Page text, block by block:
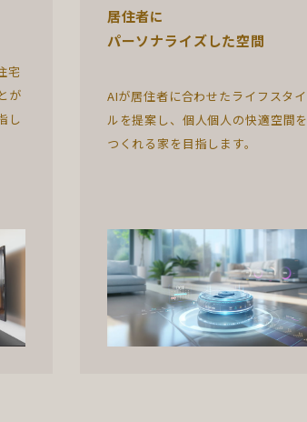
宅
が
し
居住者に
パーソナライズした空間
AIが居住者に合わせたライフスタイ
ルを提案し、個人個人の快適空間を
つくれる家を目指します。